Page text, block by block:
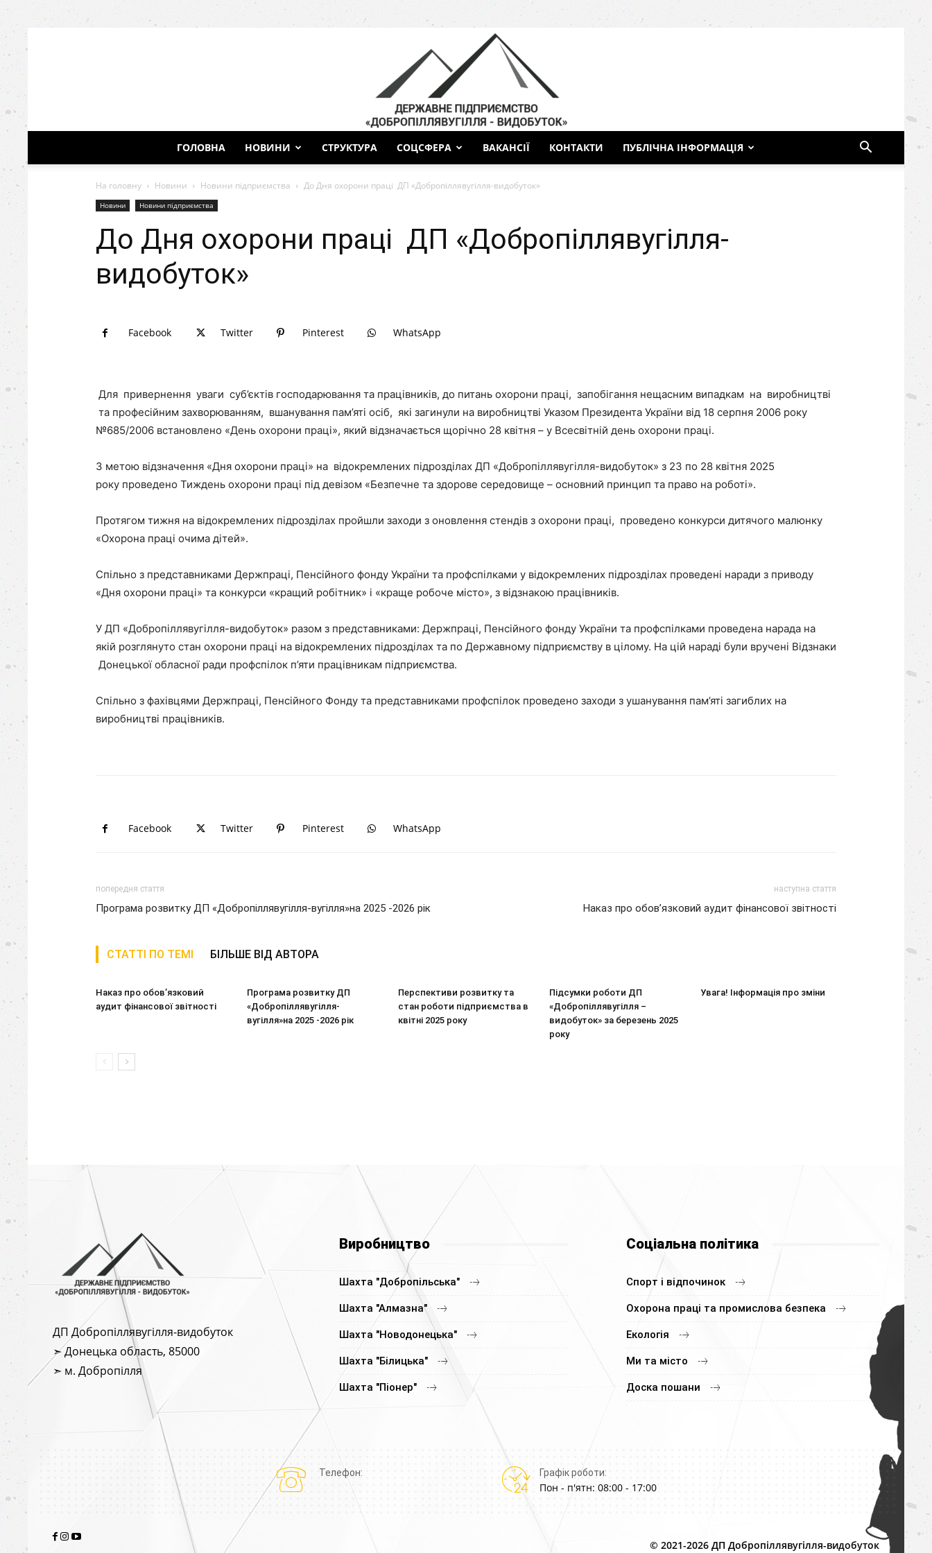
ГОЛОВНА НОВИНИ СТРУКТУРА СОЦСФЕРА ВАКАНСІЇ КОНТАКТИ ПУБЛІЧНА ІНФОРМАЦІЯ
На головну Новини Новини підприємства До Дня охорони праці ДП «Добропіллявугілля-видобуток»
Новини Новини підприємства
До Дня охорони праці ДП «Добропіллявугілля-
видобуток»
Facebook Twitter Pinterest WhatsApp
Для привернення уваги суб’єктів господарювання та працівників, до питань охорони праці, запобігання нещасним випадкам на виробництві
та професійним захворюванням, вшанування пам’яті осіб, які загинули на виробництві Указом Президента України від 18 серпня 2006 року
№685/2006 встановлено «День охорони праці», який відзначається щорічно 28 квітня – у Всесвітній день охорони праці.
З метою відзначення «Дня охорони праці» на відокремлених підрозділах ДП «Добропіллявугілля-видобуток» з 23 по 28 квітня 2025
року проведено Тиждень охорони праці під девізом «Безпечне та здорове середовище – основний принцип та право на роботі».
Протягом тижня на відокремлених підрозділах пройшли заходи з оновлення стендів з охорони праці, проведено конкурси дитячого малюнку
«Охорона праці очима дітей».
Спільно з представниками Держпраці, Пенсійного фонду України та профспілками у відокремлених підрозділах проведені наради з приводу
«Дня охорони праці» та конкурси «кращий робітник» і «краще робоче місто», з відзнакою працівників.
У ДП «Добропіллявугілля-видобуток» разом з представниками: Держпраці, Пенсійного фонду України та профспілками проведена нарада на
якій розглянуто стан охорони праці на відокремлених підрозділах та по Державному підприємству в цілому. На цій нараді були вручені Відзнаки
Донецької обласної ради профспілок п’яти працівникам підприємства.
Спільно з фахівцями Держпраці, Пенсійного Фонду та представниками профспілок проведено заходи з ушанування пам’яті загиблих на
виробництві працівників.
Facebook Twitter Pinterest WhatsApp
попередня стаття
Програма розвитку ДП «Добропіллявугілля-вугілля»на 2025 -2026 рік
наступна стаття
Наказ про обов’язковий аудит фінансової звітності
СТАТТІ ПО ТЕМІ БІЛЬШЕ ВІД АВТОРА
Наказ про обов’язковий
аудит фінансової звітності
Програма розвитку ДП
«Добропіллявугілля-
вугілля»на 2025 -2026 рік
Перспективи розвитку та
стан роботи підприємства в
квітні 2025 року
Підсумки роботи ДП
«Добропіллявугілля –
видобуток» за березень 2025
року
Увага! Інформація про зміни
ДП Добропіллявугілля-видобуток
➣ Донецька область, 85000
➣ м. Добропілля
Виробництво
Шахта "Добропільська"
Шахта "Алмазна"
Шахта "Новодонецька"
Шахта "Білицька"
Шахта "Піонер"
Соціальна політика
Спорт і відпочинок
Охорона праці та промислова безпека
Екологія
Ми та місто
Доска пошани
Телефон: Графік роботи:
Пон - п'ятн: 08:00 - 17:00
© 2021-2026 ДП Добропіллявугілля-видобуток